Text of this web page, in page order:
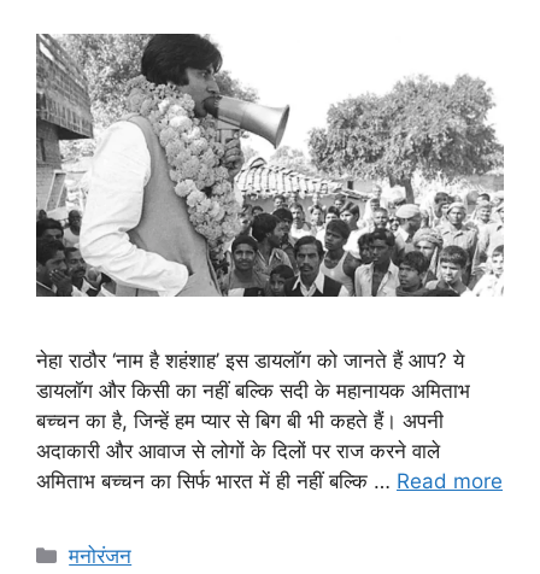
नेहा राठौर ‘नाम है शहंशाह’ इस डायलॉग को जानते हैं आप? ये
डायलॉग और किसी का नहीं बल्कि सदी के महानायक अमिताभ
बच्चन का है, जिन्हें हम प्यार से बिग बी भी कहते हैं। अपनी
अदाकारी और आवाज से लोगों के दिलों पर राज करने वाले
अमिताभ बच्चन का सिर्फ भारत में ही नहीं बल्कि … Read more
मनोरंजन